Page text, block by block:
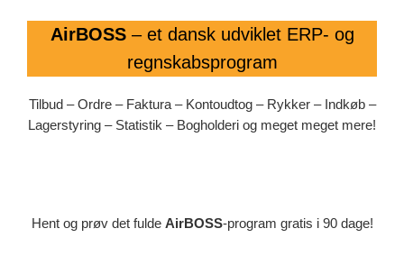
AirBOSS– et dansk udviklet ERP- og
regnskabsprogram
Tilbud – Ordre – Faktura – Kontoudtog – Rykker – Indkøb –
Lagerstyring – Statistik – Bogholderi og meget meget mere!
Hent og prøv det fulde AirBOSS-program gratis i 90 dage!